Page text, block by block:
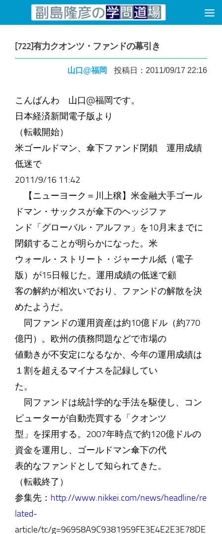
コンテンツへスキップ
[722]有力クオンツ・ファンドの幕引き
山口@福岡 投稿日：2011/09/17 22:16
こんばんわ 山口@福岡です。
日本経済新聞電子版より
（転載開始）
米ゴールドマン、傘下ファンド閉鎖 運用成績
低迷で
2011/9/16 11:42
【ニューヨーク＝川上穣】米金融大手ゴール
ドマン・サックスが傘下のヘッジファ
ンド「グローバル・アルファ」を10月末までに
閉鎖することが明らかになった。米
ウォール・ストリート・ジャーナル紙（電子
版）が15日報じた。運用成績の低迷で顧
客の解約が相次いでおり、ファンドの解散を決
めたようだ。
同ファンドの運用資産は約10億ドル（約770
億円）。欧州の債務問題などで市場の
値動きが不安定になるなか、今年の運用成績は
１割を超えるマイナスを記録してい
た。
同ファンドは統計学的な手法を駆使し、コン
ピューターが自動売買する「クオンツ
型」を採用する。2007年時点で約120億ドルの
資金を運用し、ゴールドマン傘下の代
表的なファンドとして知られてきた。
（転載終了）
参集先： http://www.nikkei.com/news/headline/re
lated-
article/tc/g=96958A9C9381959FE3E4E2E3E78DE